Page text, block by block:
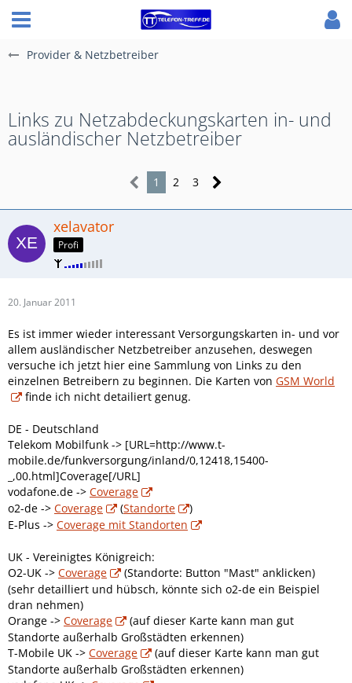
Provider & Netzbetreiber
Links zu Netzabdeckungskarten in- und
ausländischer Netzbetreiber
1 2 3
xelavator
Profi
20. Januar 2011
Es ist immer wieder interessant Versorgungskarten in- und vor
allem ausländischer Netzbetreiber anzusehen, deswegen
versuche ich jetzt hier eine Sammlung von Links zu den
einzelnen Betreibern zu beginnen. Die Karten von GSM World
finde ich nicht detailiert genug.
DE - Deutschland
Telekom Mobilfunk -> [URL=http://www.t-
mobile.de/funkversorgung/inland/0,12418,15400-
_,00.html]Coverage[/URL]
vodafone.de -> Coverage
o2-de -> Coverage (Standorte
)
E-Plus -> Coverage mit Standorten
UK - Vereinigtes Königreich:
O2-UK -> Coverage
(Standorte: Button "Mast" anklicken)
(sehr detailliert und hübsch, könnte sich o2-de ein Beispiel
dran nehmen)
Orange -> Coverage
(auf dieser Karte kann man gut
Standorte außerhalb Großstädten erkennen)
T-Mobile UK -> Coverage
(auf dieser Karte kann man gut
Standorte außerhalb Großstädten erkennen)